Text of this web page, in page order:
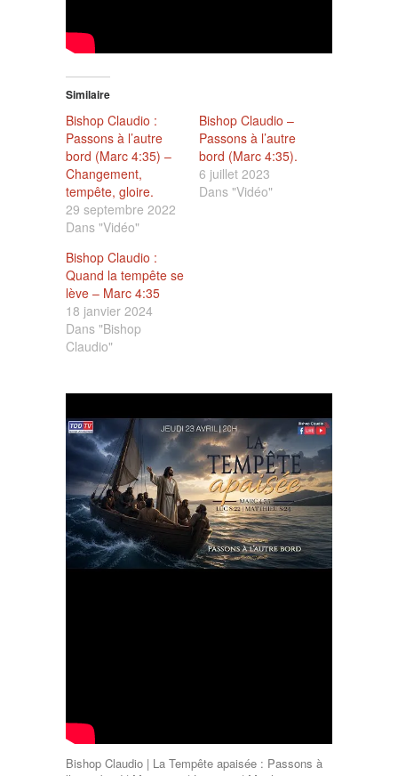
Similaire
Bishop Claudio :
Passons à l’autre
bord (Marc 4:35) –
Changement,
tempête, gloire.
29 septembre 2022
Dans "Vidéo"
Bishop Claudio –
Passons à l’autre
bord (Marc 4:35).
6 juillet 2023
Dans "Vidéo"
Bishop Claudio :
Quand la tempête se
lève – Marc 4:35
18 janvier 2024
Dans "Bishop
Claudio"
Bishop Claudio | La Tempête apaisée : Passons à